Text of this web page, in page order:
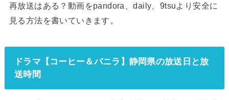
再放送はある？動画をpandora、daily、9tsuより安全に
見る方法を書いていきます。
ドラマ【コーヒー＆バニラ】静岡県の放送日と放
送時間